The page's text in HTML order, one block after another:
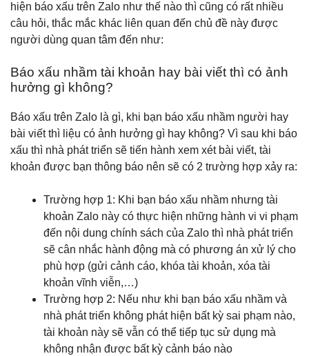
hiện báo xấu trên Zalo như thế nào thì cũng có rất nhiều
câu hỏi, thắc mắc khác liên quan đến chủ đề này được
người dùng quan tâm đến như:
Báo xấu nhầm tài khoản hay bài viết thì có ảnh
hưởng gì không?
Báo xấu trên Zalo là gì, khi bạn báo xấu nhầm người hay
bài viết thì liệu có ảnh hưởng gì hay không? Vì sau khi báo
xấu thì nhà phát triển sẽ tiến hành xem xét bài viết, tài
khoản được bạn thông báo nên sẽ có 2 trường hợp xảy ra:
Trường hợp 1: Khi bạn báo xấu nhầm nhưng tài
khoản Zalo này có thực hiện những hành vi vi phạm
đến nội dung chính sách của Zalo thì nhà phát triển
sẽ cân nhắc hành động mà có phương án xử lý cho
phù hợp (gửi cảnh cáo, khóa tài khoản, xóa tài
khoản vĩnh viễn,…)
Trường hợp 2: Nếu như khi bạn báo xấu nhầm và
nhà phát triển không phát hiện bất kỳ sai phạm nào,
tài khoản này sẽ vẫn có thể tiếp tục sử dụng mà
không nhận được bất kỳ cảnh báo nào